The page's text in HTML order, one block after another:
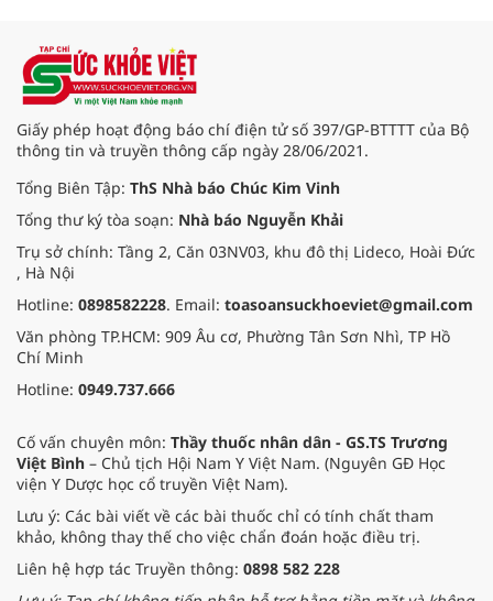
quen thuộc này.
Giấy phép hoạt động báo chí điện tử số 397/GP-BTTTT của Bộ
thông tin và truyền thông cấp ngày 28/06/2021.
Tổng Biên Tập: ThS Nhà báo Chúc Kim Vinh
Tổng thư ký tòa soạn: Nhà báo Nguyễn Khải
Trụ sở chính: Tầng 2, Căn 03NV03, khu đô thị Lideco, Hoài Đức
, Hà Nội
Hotline: 0898582228. Email: toasoansuckhoeviet@gmail.com
Văn phòng TP.HCM: 909 Âu cơ, Phường Tân Sơn Nhì, TP Hồ
Chí Minh
Hotline: 0949.737.666
Cố vấn chuyên môn: Thầy thuốc nhân dân - GS.TS Trương
Việt Bình – Chủ tịch Hội Nam Y Việt Nam. (Nguyên GĐ Học
viện Y Dược học cổ truyền Việt Nam).
Lưu ý: Các bài viết về các bài thuốc chỉ có tính chất tham
khảo, không thay thế cho việc chẩn đoán hoặc điều trị.
Liên hệ hợp tác Truyền thông: 0898 582 228